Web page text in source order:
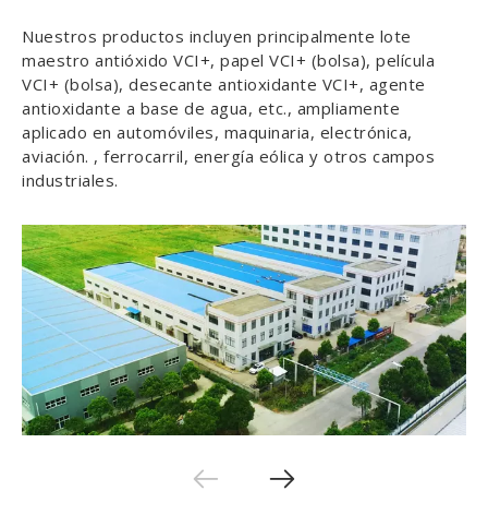
Nuestros productos incluyen principalmente lote
maestro antióxido VCI+, papel VCI+ (bolsa), película
VCI+ (bolsa), desecante antioxidante VCI+, agente
antioxidante a base de agua, etc., ampliamente
aplicado en automóviles, maquinaria, electrónica,
aviación. , ferrocarril, energía eólica y otros campos
industriales.